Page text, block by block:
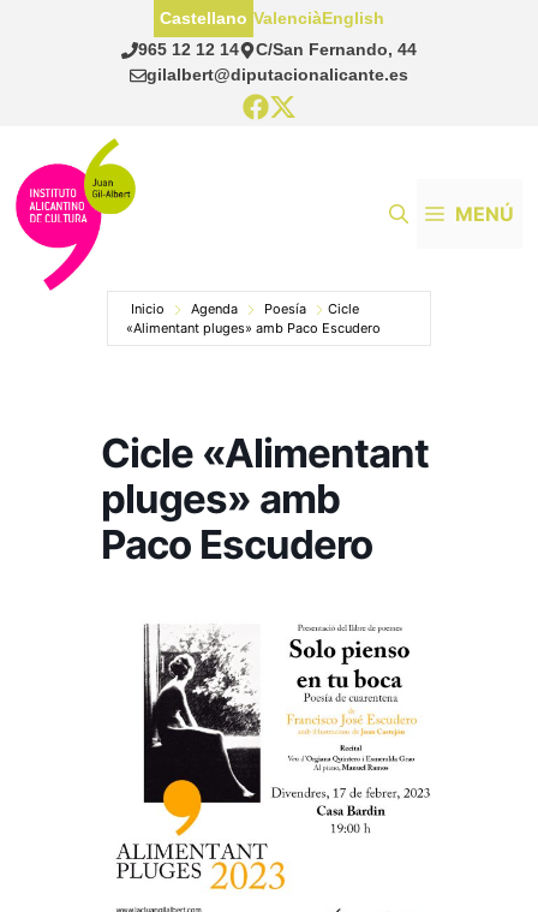
965 12 12 14
C/San Fernando, 44
gilalbert@diputacionalicante.es
Castellano ValenciàEnglish
MENÚ
Inicio Agenda Poesía
Cicle
«Alimentant pluges» amb Paco Escudero
Cicle «Alimentant
pluges» amb
Paco Escudero